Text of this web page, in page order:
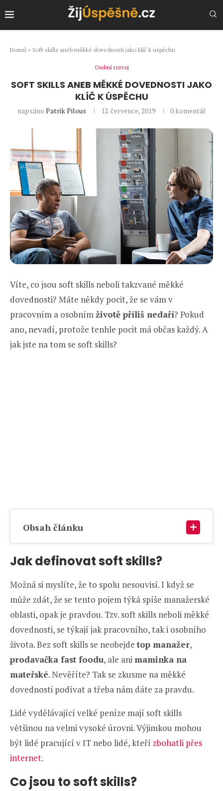
Domů » Soft skills aneb měkké dovednosti jako klíč k úspěchu
Osobní rozvoj
SOFT SKILLS ANEB MĚKKÉ DOVEDNOSTI JAKO
KLÍČ K ÚSPĚCHU
napsáno Patrik Pilous 12. července, 2019 0 komentář
Víte, co jsou soft skills neboli takzvané měkké
dovednosti? Máte někdy pocit, že se vám v
pracovním a osobnímživotě příliš nedaří? Pokud
ano, nevadí, protože tenhle pocit má občas každý. A
jak jste na tom se soft skills?
Obsah článku
Jak definovat soft skills?
Možná si myslíte, že to spolu nesouvisí. I když se
může zdát, že se tento pojem týká spíše manažerské
oblasti, opak je pravdou. Tzv. soft skills neboli měkké
dovednosti, se týkají jak pracovního, tak i osobního
života. Bez soft skills se neobejdetop manažer,
prodavačka fast foodu, ale ani maminka na
mateřské. Nevěříte? Tak se zkusme na měkké
dovednosti podívat a třeba nám dáte za pravdu.
Lidé vydělávající velké peníze mají soft skills
většinou na velmi vysoké úrovni. Výjimkou mohou
být lidé pracující v IT nebo lidé, kteří zbohatli přes
internet.
Co jsou to soft skills?